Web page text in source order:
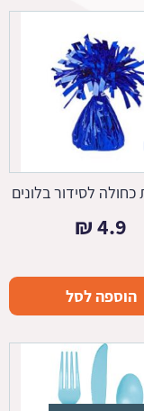
לסידור בלונים
4.9
₪
הוספה לסל